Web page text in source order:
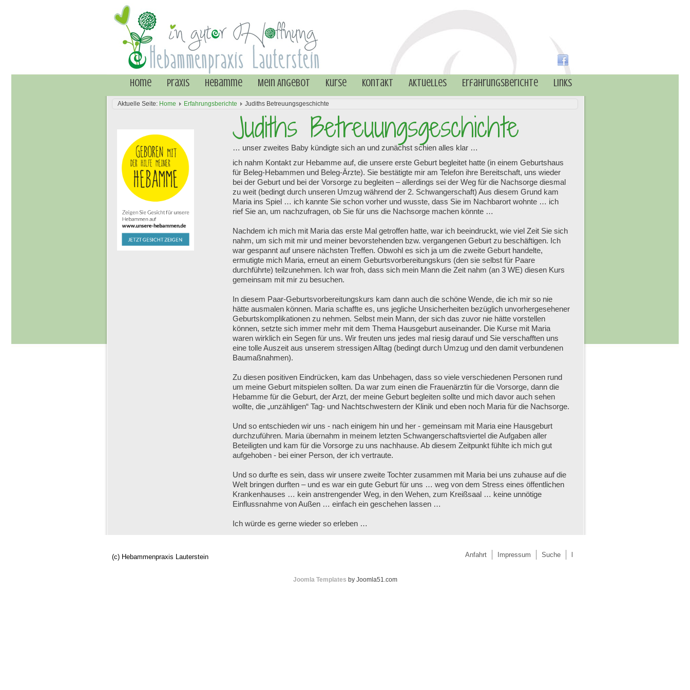
Home Praxis Hebamme Mein Angebot Kurse Kontakt Aktuelles Erfahrungsberichte Links
Aktuelle Seite: Home Erfahrungsberichte Judiths Betreuungsgeschichte
Judiths Betreuungsgeschichte
… unser zweites Baby kündigte sich an und zunächst schien alles klar …
ich nahm Kontakt zur Hebamme auf, die unsere erste Geburt begleitet hatte (in einem Geburtshaus
für Beleg-Hebammen und Beleg-Ärzte). Sie bestätigte mir am Telefon ihre Bereitschaft, uns wieder
bei der Geburt und bei der Vorsorge zu begleiten – allerdings sei der Weg für die Nachsorge diesmal
zu weit (bedingt durch unseren Umzug während der 2. Schwangerschaft) Aus diesem Grund kam
Maria ins Spiel … ich kannte Sie schon vorher und wusste, dass Sie im Nachbarort wohnte … ich
rief Sie an, um nachzufragen, ob Sie für uns die Nachsorge machen könnte …
Nachdem ich mich mit Maria das erste Mal getroffen hatte, war ich beeindruckt, wie viel Zeit Sie sich
nahm, um sich mit mir und meiner bevorstehenden bzw. vergangenen Geburt zu beschäftigen. Ich
war gespannt auf unsere nächsten Treffen. Obwohl es sich ja um die zweite Geburt handelte,
ermutigte mich Maria, erneut an einem Geburtsvorbereitungskurs (den sie selbst für Paare
durchführte) teilzunehmen. Ich war froh, dass sich mein Mann die Zeit nahm (an 3 WE) diesen Kurs
gemeinsam mit mir zu besuchen.
In diesem Paar-Geburtsvorbereitungskurs kam dann auch die schöne Wende, die ich mir so nie
hätte ausmalen können. Maria schaffte es, uns jegliche Unsicherheiten bezüglich unvorhergesehener
Geburtskomplikationen zu nehmen. Selbst mein Mann, der sich das zuvor nie hätte vorstellen
können, setzte sich immer mehr mit dem Thema Hausgeburt auseinander. Die Kurse mit Maria
waren wirklich ein Segen für uns. Wir freuten uns jedes mal riesig darauf und Sie verschafften uns
eine tolle Auszeit aus unserem stressigen Alltag (bedingt durch Umzug und den damit verbundenen
Baumaßnahmen).
Zu diesen positiven Eindrücken, kam das Unbehagen, dass so viele verschiedenen Personen rund
um meine Geburt mitspielen sollten. Da war zum einen die Frauenärztin für die Vorsorge, dann die
Hebamme für die Geburt, der Arzt, der meine Geburt begleiten sollte und mich davor auch sehen
wollte, die „unzähligen“ Tag- und Nachtschwestern der Klinik und eben noch Maria für die Nachsorge.
Und so entschieden wir uns - nach einigem hin und her - gemeinsam mit Maria eine Hausgeburt
durchzuführen. Maria übernahm in meinem letzten Schwangerschaftsviertel die Aufgaben aller
Beteiligten und kam für die Vorsorge zu uns nachhause. Ab diesem Zeitpunkt fühlte ich mich gut
aufgehoben - bei einer Person, der ich vertraute.
Und so durfte es sein, dass wir unsere zweite Tochter zusammen mit Maria bei uns zuhause auf die
Welt bringen durften – und es war ein gute Geburt für uns … weg von dem Stress eines öffentlichen
Krankenhauses … kein anstrengender Weg, in den Wehen, zum Kreißsaal … keine unnötige
Einflussnahme von Außen … einfach ein geschehen lassen …
Ich würde es gerne wieder so erleben …
(c) Hebammenpraxis Lauterstein Anfahrt Impressum Suche l
Joomla Templates by Joomla51.com